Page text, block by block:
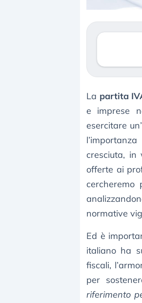
La partita
e imprese
esercitare
cresciuta, in
offerte ai
normative
Ed è
italiano ha
fiscali,
per
riferimento